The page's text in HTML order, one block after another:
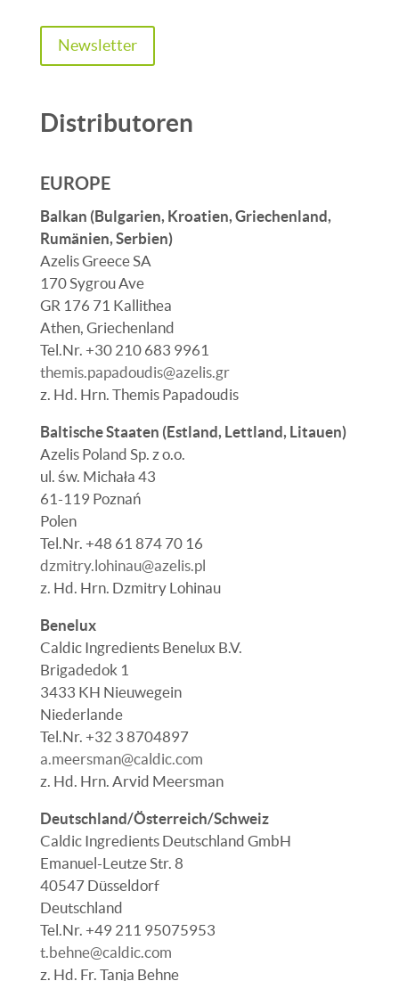
Newsletter
Distributoren
EUROPE
Balkan (Bulgarien, Kroatien, Griechenland,
Rumänien, Serbien)
Azelis Greece SA
170 Sygrou Ave
GR 176 71 Kallithea
Athen, Griechenland
Tel.Nr. +30 210 683 9961
themis.papadoudis@azelis.gr
z. Hd. Hrn. Themis Papadoudis
Baltische Staaten (Estland, Lettland, Litauen)
Azelis Poland Sp. z o.o.
ul. św. Michała 43
61-119 Poznań
Polen
Tel.Nr. +48 61 874 70 16
dzmitry.lohinau@azelis.pl
z. Hd. Hrn. Dzmitry Lohinau
Benelux
Caldic Ingredients Benelux B.V.
Brigadedok 1
3433 KH Nieuwegein
Niederlande
Tel.Nr. +32 3 8704897
a.meersman@caldic.com
z. Hd. Hrn. Arvid Meersman
Deutschland/Österreich/Schweiz
Caldic Ingredients Deutschland GmbH
Emanuel-Leutze Str. 8
40547 Düsseldorf
Deutschland
Tel.Nr. +49 211 95075953
t.behne@caldic.com
z. Hd. Fr. Tanja Behne